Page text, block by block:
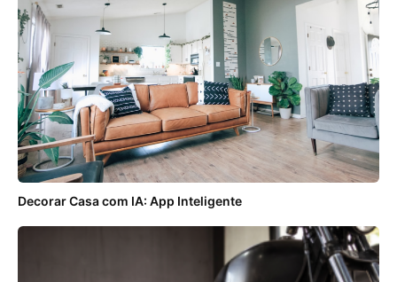
Decorar Casa com IA: App Inteligente